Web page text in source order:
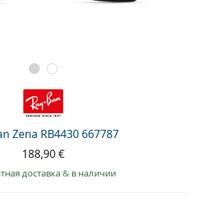
Zena RB4430 667787
188,90 €
доставка& в наличии